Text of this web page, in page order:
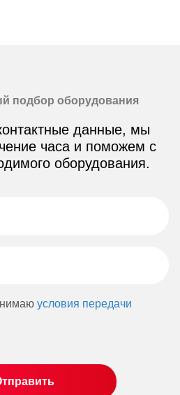
подбор оборудования
данные, мы
часа и поможем с
оборудования.
условия передачи